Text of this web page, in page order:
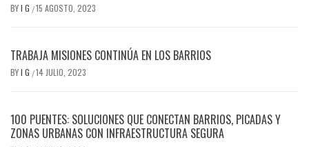
BYI G /15 AGOSTO, 2023
TRABAJA MISIONES CONTINÚA EN LOS BARRIOS
BYI G /14 JULIO, 2023
100 PUENTES: SOLUCIONES QUE CONECTAN BARRIOS, PICADAS Y
ZONAS URBANAS CON INFRAESTRUCTURA SEGURA